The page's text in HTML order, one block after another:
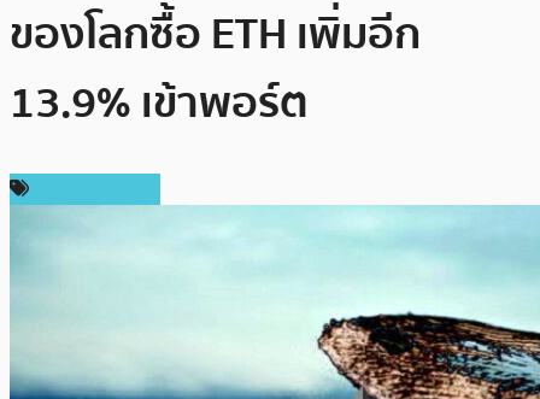
ของโลกซื้อ ETH เพิ่มอีก
13.9% เข้าพอร์ต